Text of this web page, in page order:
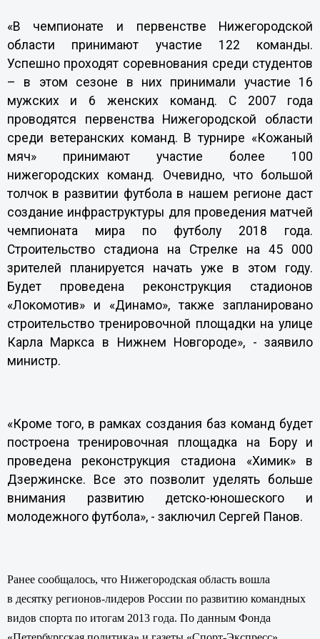
«В чемпионате и первенстве Нижегородской
области принимают участие 122 команды.
Успешно проходят соревнования среди студентов
– в этом сезоне в них принимали участие 16
мужских и 6 женских команд. С 2007 года
проводятся первенства Нижегородской области
среди ветеранских команд. В турнире «Кожаный
мяч» принимают участие более 100
нижегородских команд. Очевидно, что большой
толчок в развитии футбола в нашем регионе даст
создание инфраструктуры для проведения матчей
чемпионата мира по футболу 2018 года.
Строительство стадиона на Стрелке на 45 000
зрителей планируется начать уже в этом году.
Будет проведена реконструкция стадионов
«Локомотив» и «Динамо», также запланировано
строительство тренировочной площадки на улице
Карла Маркса в Нижнем Новгороде», - заявило
министр.
«Кроме того, в рамках создания баз команд будет
построена тренировочная площадка на Бору и
проведена реконструкция стадиона «Химик» в
Дзержинске. Все это позволит уделять больше
внимания развитию детско-юношеского и
молодежного футбола», - заключил Сергей Панов.
Ранее сообщалось, что Нижегородская область вошла
в десятку регионов-лидеров России по развитию командных
видов спорта по итогам 2013 года. По данным Фонда